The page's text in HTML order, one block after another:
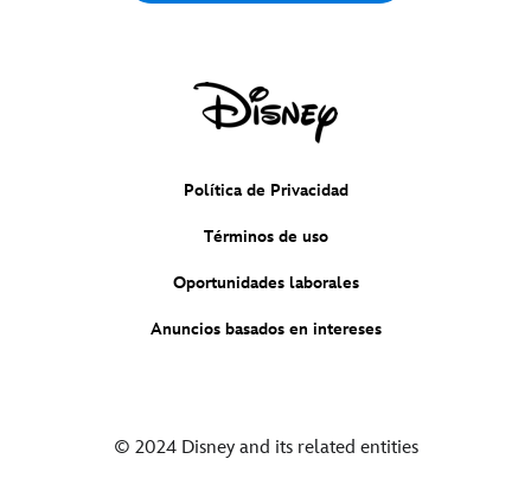
Política de Privacidad
Términos de uso
Oportunidades laborales
Anuncios basados en intereses
© 2024 Disney and its related entities